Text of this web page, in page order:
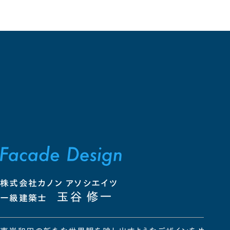
株式会社カノン アソシエイツ
一級建築士
玉谷 修一